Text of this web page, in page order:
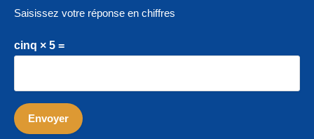
Saisissez votre réponse en chiffres
cinq × 5 =